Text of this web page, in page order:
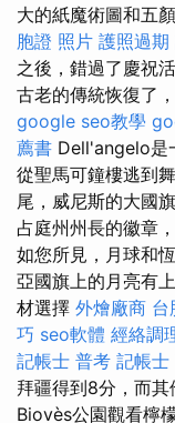
大的紙魔術圖和五
胞證 照片 護照過期
之後，錯過了慶祝
古老的傳統恢復了
google seo教學
薦書 Dell'angelo是
從聖馬可鐘樓逃到
尾，威尼斯的大國
占庭州州長的徽章
如您所見，月球和
亞國旗上的月亮有
材選擇 外燴廠商 台
巧 seo軟體 經絡調
記帳士 普考 記帳士
拜疆得到8分，而
Biovès公園觀看檸